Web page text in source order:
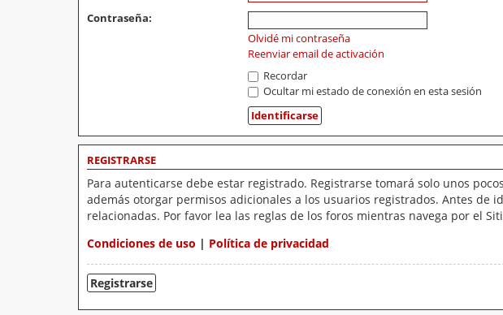
Contraseña:
Olvidé mi contraseña
Reenviar email de activación
Recordar
Ocultar mi estado de conexión en esta sesión
REGISTRARSE
Para autenticarse debe estar registrado. Registrarse tomará solo unos
además otorgar permisos adicionales a los usuarios registrados. Antes
relacionadas. Por favor lea las reglas de los foros mientras navega por el
Condiciones de uso | Política de privacidad
Registrarse